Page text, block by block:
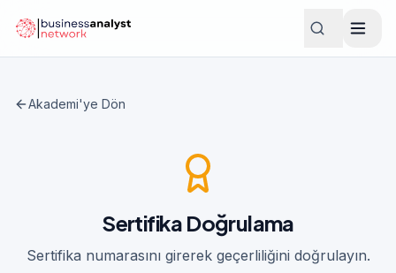
Akademi'ye Dön
Sertifika Doğrulama
Sertifika numarasını girerek geçerliliğini doğrulayın.